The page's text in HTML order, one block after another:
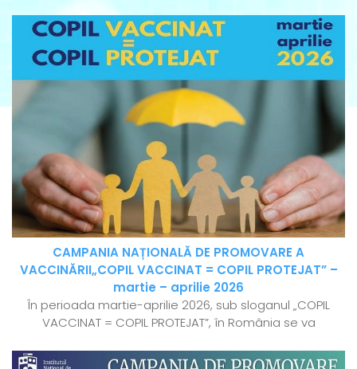
CAMPANIA NAȚIONALĂ DE PROMOVARE A
VACCINĂRII„COPIL VACCINAT = COPIL PROTEJAT” –
martie – aprilie 2026
În perioada martie-aprilie 2026, sub sloganul „COPIL
VACCINAT = COPIL PROTEJAT”, în România se va